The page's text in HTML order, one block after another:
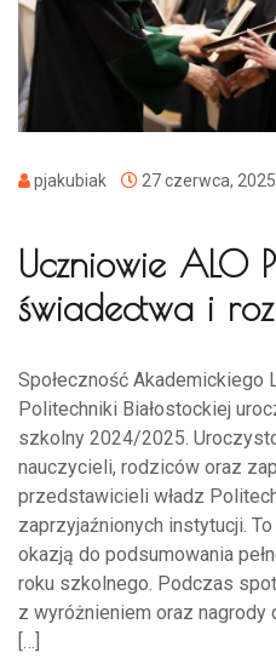
pjakubiak 27 czerwca, 2025
Uczniowie ALO
świadectwa i
Społeczność Akademickiego
Politechniki Białostockiej
szkolny 2024/2025.
nauczycieli, rodziców oraz
przedstawicieli władz
zaprzyjaźnionych instytucji.
okazją do podsumowania
roku szkolnego. Podczas
z wyróżnieniem oraz
[…]